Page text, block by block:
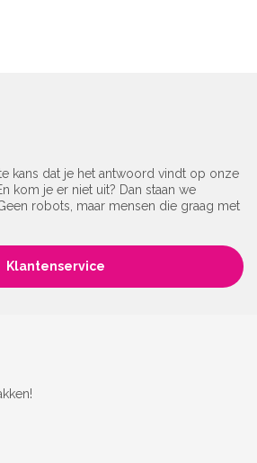
kans dat je het antwoord vindt op onze
kom je er niet uit? Dan staan we
robots, maar mensen die graag met
Klantenservice